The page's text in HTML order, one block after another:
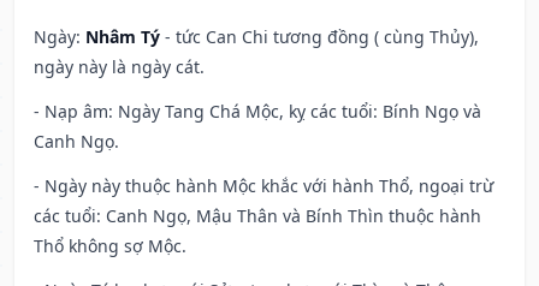
Ngày: Nhâm Tý - tức Can Chi tương đồng ( cùng Thủy),
ngày này là ngày cát.
- Nạp âm: Ngày Tang Chá Mộc, kỵ các tuổi: Bính Ngọ và
Canh Ngọ.
- Ngày này thuộc hành Mộc khắc với hành Thổ, ngoại trừ
các tuổi: Canh Ngọ, Mậu Thân và Bính Thìn thuộc hành
Thổ không sợ Mộc.